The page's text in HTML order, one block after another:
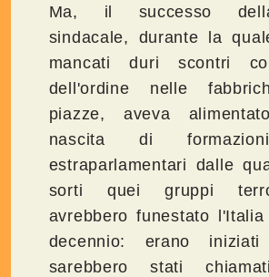
Ma, il successo
sindacale, durante la
mancati duri scontri
dell'ordine nelle
piazze, aveva
nascita di
estraparlamentari dalle
sorti quei gruppi
avrebbero funestato
decennio: erano
sarebbero stati